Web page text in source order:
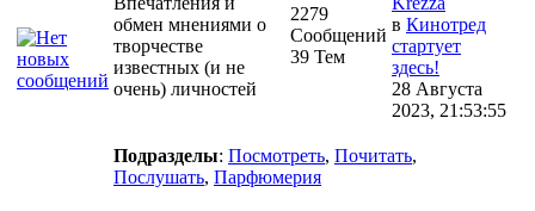
обмен мнениями о
творчестве
известных (и не
очень) личностей
2279
Сообщений
39 Тем
в Кинотред
стартует
здесь!
28 Августа
2023, 21:53:55
Подразделы: Посмотреть, Почитать,
Послушать, Парфюмерия